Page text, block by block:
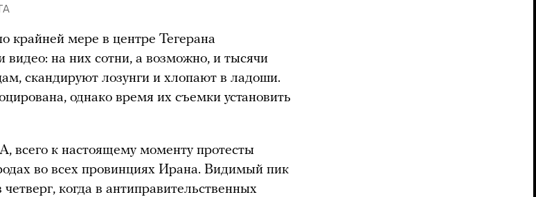
крайней мере в центре Тегерана
на них сотни, а возможно, и тысячи
скандируют лозунги и хлопают в ладоши.
однако время их съемки установить
всего к настоящему моменту протесты
во всех провинциях Ирана. Видимый пик
когда в антиправительственных